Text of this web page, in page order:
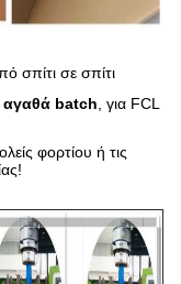
σπίτι σε σπίτι
αγαθά batch , για FCL
φορτίου ή τις